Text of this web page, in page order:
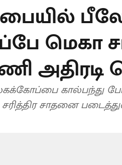
மெகா
அதிரடி
கால்பந்து
சாதனை